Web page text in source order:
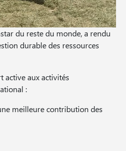
du reste du monde, a rendu
durable des ressources
active aux activités
:
meilleure contribution des